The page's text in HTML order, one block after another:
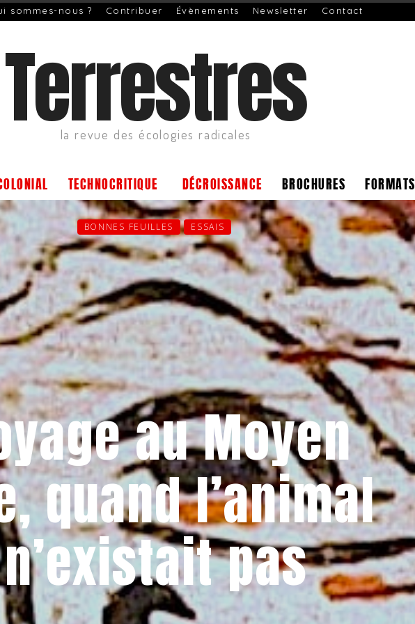
sommes-nous ? Contribuer Évènements Newsletter Contact
Terrestres
la revue des écologies radicales
TECHNOCRITIQUE DÉCROISSANCE BROCHURES FORMATS
BONNES FEUILLES ESSAIS
au Moyen
quand l’animal
n’existait pas